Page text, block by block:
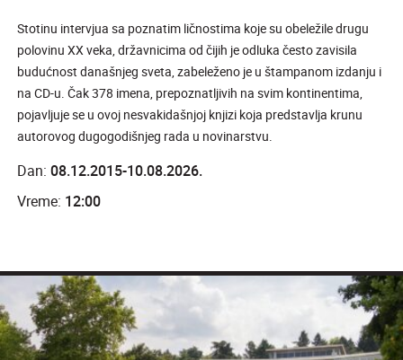
Stotinu intervjua sa poznatim ličnostima koje su obeležile drugu
polovinu XX veka, državnicima od čijih je odluka često zavisila
budućnost današnjeg sveta, zabeleženo je u štampanom izdanju i
na CD-u. Čak 378 imena, prepoznatljivih na svim kontinentima,
pojavljuje se u ovoj nesvakidašnjoj knjizi koja predstavlja krunu
autorovog dugogodišnjeg rada u novinarstvu.
Dan:08.12.2015-10.08.2026.
Vreme: 12:00